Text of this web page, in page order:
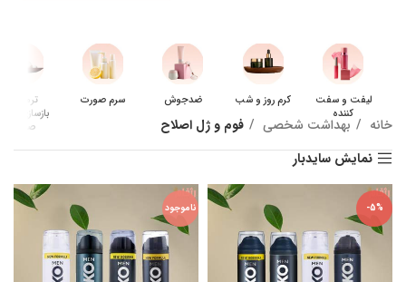
لیفت و سفت
کننده
کرم روز و شب ضدجوش سرم صورت
ترمیم و
بازسازی
صورت
خانه بهداشت شخصی
فوم و ژل اصلاح
نمایش سایدبار
-5% ناموجود